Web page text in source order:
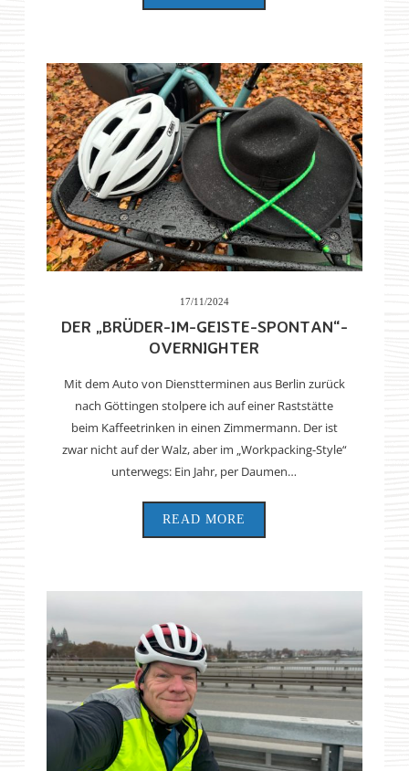
17/11/2024
DER „BRÜDER-IM-GEISTE-SPONTAN“-
OVERNIGHTER
Mit dem Auto von Dienstterminen aus Berlin zurück
nach Göttingen stolpere ich auf einer Raststätte
beim Kaffeetrinken in einen Zimmermann. Der ist
zwar nicht auf der Walz, aber im „Workpacking-Style“
unterwegs: Ein Jahr, per Daumen…
READ MORE